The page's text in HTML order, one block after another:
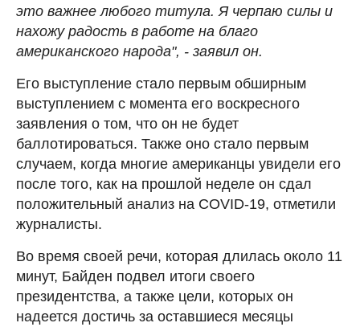
это важнее любого титула. Я черпаю силы и
нахожу радость в работе на благо
американского народа", - заявил он.
Его выступление стало первым обширным
выступлением с момента его воскресного
заявления о том, что он не будет
баллотироваться. Также оно стало первым
случаем, когда многие американцы увидели его
после того, как на прошлой неделе он сдал
положительный анализ на COVID-19, отметили
журналисты.
Во время своей речи, которая длилась около 11
минут, Байден подвел итоги своего
президентства, а также цели, которых он
надеется достичь за оставшиеся месяцы